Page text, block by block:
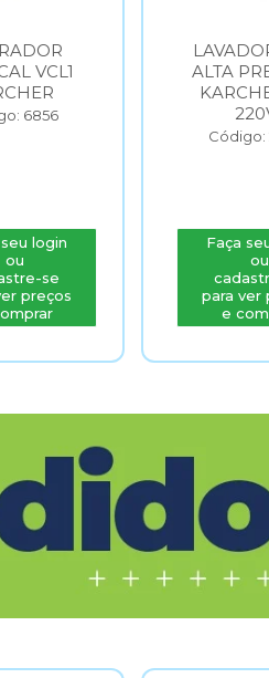
VCL1
6856
login
ou
se
preços
ALTA
Código:
Faça
ou
para ver
e